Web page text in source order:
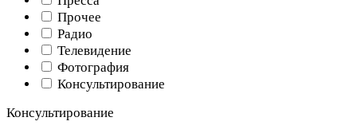
Прочее
Радио
Телевидение
Фотография
Консультирование
Консультирование